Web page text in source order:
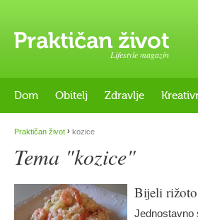
Lifestyle magazin
Dom Obitelj Zdravlje
Praktičan život › kozice
Tema "kozice"
Bijeli rižoto
Jednostavno